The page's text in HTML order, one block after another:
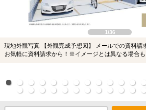
1/36
現地外観写真 【外観完成予想図】 メールでの資料請
お気軽に資料請求から！※イメージとは異なる場合も